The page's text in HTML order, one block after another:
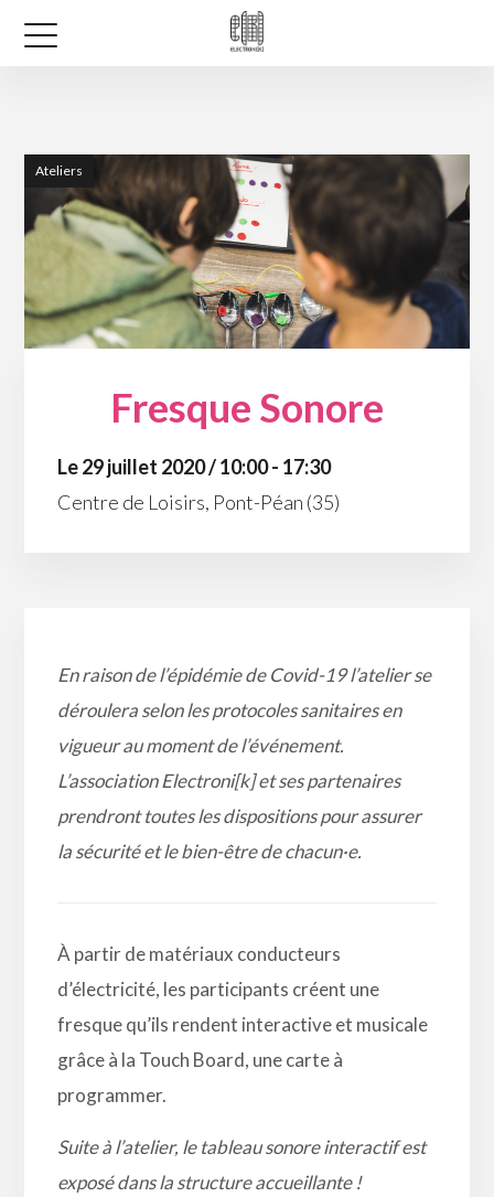
Ateliers
Fresque Sonore
Le 29 juillet 2020 / 10:00 - 17:30
Centre de Loisirs, Pont-Péan (35)
En raison de l’épidémie de Covid-19 l’atelier se
déroulera selon les protocoles sanitaires en
vigueur au moment de l’événement.
L’association Electroni[k] et ses partenaires
prendront toutes les dispositions pour assurer
la sécurité et le bien-être de chacun·e.
À partir de matériaux conducteurs
d’électricité, les participants créent une
fresque qu’ils rendent interactive et musicale
grâce à la Touch Board, une carte à
programmer.
Suite à l’atelier, le tableau sonore interactif est
exposé dans la structure accueillante !